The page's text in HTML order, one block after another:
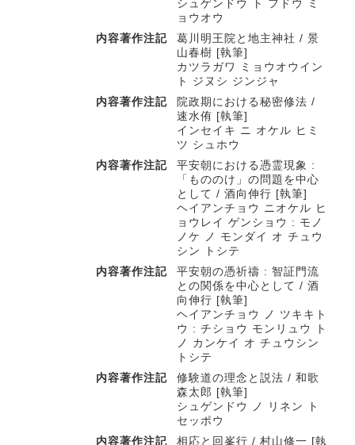
シュゲンドウ ト フドウ ミ
ョウオウ
内容著作注記
葛川明王院と地主神社 / 景
山春樹 [執筆]
カツラガワ ミョウオウイン
ト ジヌシ ジンジャ
内容著作注記
院政期における秘密修法 /
速水侑 [執筆]
インセイキ ニ オケル ヒミ
ツ シュホウ
内容著作注記
平安朝における憑霊現象 :
「もののけ」の問題を中心
として / 酒向伸行 [執筆]
ヘイアンチョウ ニオケル ヒ
ョウレイ ゲンショウ : モノ
ノケ ノ モンダイ オ チュウ
シン トシテ
内容著作注記
平安朝の憑祈禱 : 智証門流
との関係を中心として / 酒
向伸行 [執筆]
ヘイアンチョウ ノ ツキキト
ウ : チショウ モンリュウ ト
ノ カンケイ オ チュウシン
トシテ
内容著作注記
修験道の理念と説法 / 和歌
森太郎 [執筆]
シュゲンドウ ノ リネン ト
セッポウ
内容著作注記
相応と回峯行 / 村山修一 [執